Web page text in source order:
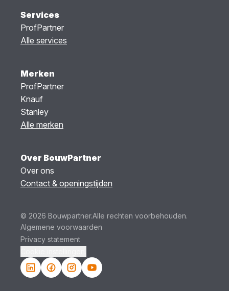
Services
ProfPartner
Alle services
Merken
ProfPartner
Knauf
Stanley
Alle merken
Over BouwPartner
Over ons
Contact & openingstijden
© 2026 Bouwpartner.Alle rechten voorbehouden.
Algemene voorwaarden
Privacy statement